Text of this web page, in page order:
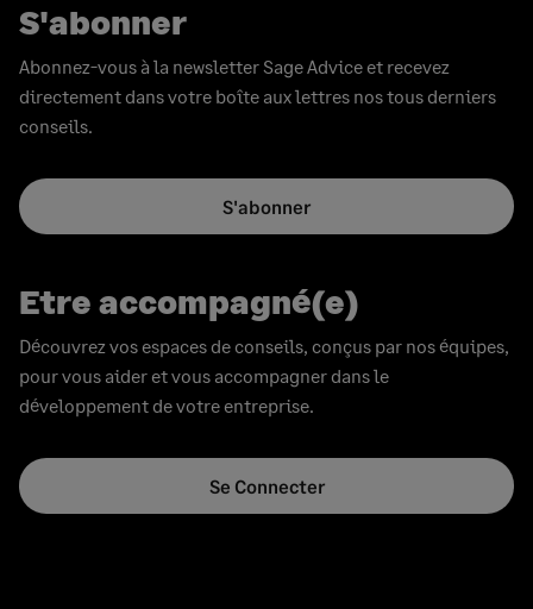
S'abonner
Abonnez-vous à la newsletter Sage Advice et recevez
directement dans votre boîte aux lettres nos tous derniers
conseils.
S'abonner
Etre accompagné(e)
Découvrez vos espaces de conseils, conçus par nos équipes,
pour vous aider et vous accompagner dans le
développement de votre entreprise.
Se Connecter